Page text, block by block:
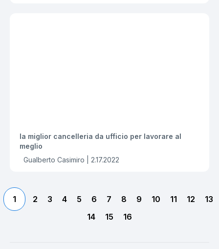
la miglior cancelleria da ufficio per lavorare al
meglio
Gualberto Casimiro |
2.17.2022
1 2 3 4 5 6 7 8 9 10 11 12
13
14
15 16